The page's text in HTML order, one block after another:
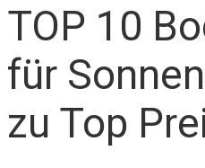
TOP 10
für
zu Top